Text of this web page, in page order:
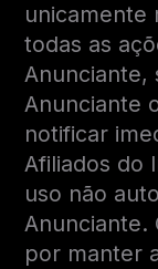
unicamente
todas as
Anunciante,
Anunciante
notificar
Afiliados do
uso não
Anunciante.
por manter